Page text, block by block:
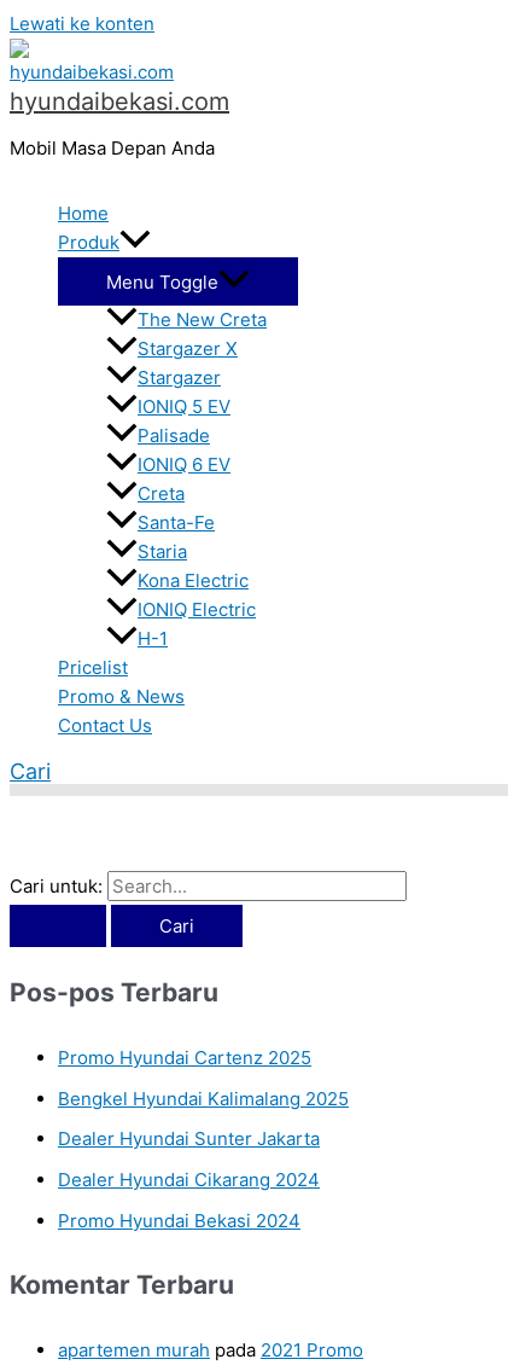
Lewati ke konten
hyundaibekasi.com
Mobil Masa Depan Anda
Home
Produk
Menu Toggle
The New Creta
Stargazer X
Stargazer
IONIQ 5 EV
Palisade
IONIQ 6 EV
Creta
Santa-Fe
Staria
Kona Electric
IONIQ Electric
H-1
Pricelist
Promo & News
Contact Us
Cari
Cari untuk:
Pos-pos Terbaru
Promo Hyundai Cartenz 2025
Bengkel Hyundai Kalimalang 2025
Dealer Hyundai Sunter Jakarta
Dealer Hyundai Cikarang 2024
Promo Hyundai Bekasi 2024
Komentar Terbaru
apartemen murah pada 2021 Promo